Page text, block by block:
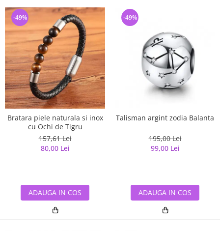
Bratara piele naturala si inox
cu Ochi de Tigru
157,61 Lei
80,00 Lei
-49%
ADAUGA IN COS
Talisman argint zodia Balanta
195,00 Lei
99,00 Lei
-49%
ADAUGA IN COS